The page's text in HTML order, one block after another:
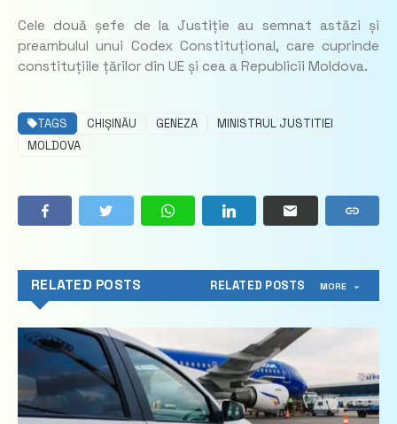
Cele două șefe de la Justiție au semnat astăzi și
preambulul unui Codex Constituțional, care cuprinde
constituțiile țărilor din UE și cea a Republicii Moldova.
TAGS CHIȘINĂU GENEZA
MINISTRUL JUSTITIEI
MOLDOVA
RELATED POSTS RELATED POSTS MORE